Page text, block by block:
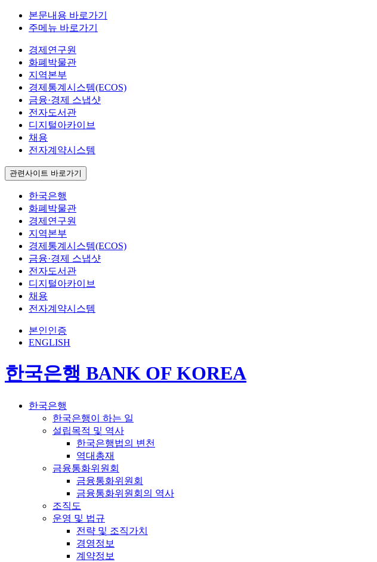
본문내용 바로가기
주메뉴 바로가기
경제연구원
화폐박물관
지역본부
경제통계시스템(ECOS)
금융·경제 스냅샷
전자도서관
디지털아카이브
채용
전자계약시스템
관련사이트 바로가기
한국은행
화폐박물관
경제연구원
지역본부
경제통계시스템(ECOS)
금융·경제 스냅샷
전자도서관
디지털아카이브
채용
전자계약시스템
본인인증
ENGLISH
한국은행 BANK OF KOREA
한국은행
한국은행이 하는 일
설립목적 및 역사
한국은행법의 변천
역대총재
금융통화위원회
금융통화위원회
금융통화위원회의 역사
조직도
운영 및 법규
전략 및 조직가치
경영정보
계약정보